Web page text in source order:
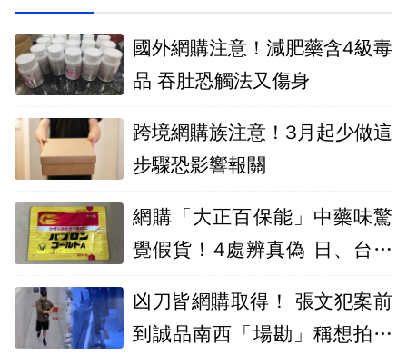
國外網購注意！減肥藥含4級毒
品 吞肚恐觸法又傷身
跨境網購族注意！3月起少做這
步驟恐影響報關
網購「大正百保能」中藥味驚
覺假貨！4處辨真偽 日、台版
凶刀皆網購取得！ 張文犯案前
到誠品南西「場勘」稱想拍聖